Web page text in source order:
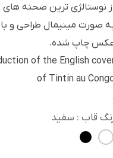
نوستالژی ترین صحنه
صورت مینیمال طراحی و
چاپ شده.
of the English
of Tintin au
قاب : سفید